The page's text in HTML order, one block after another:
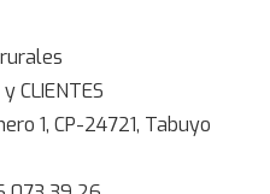
CLIENTES
1, CP-24721, Tabuyo